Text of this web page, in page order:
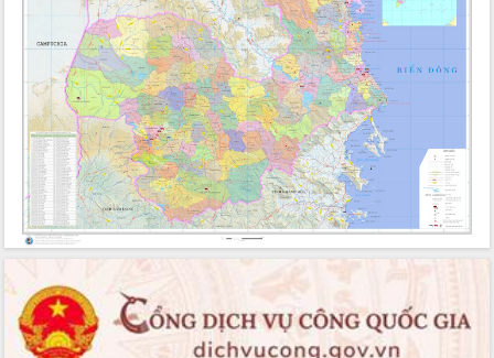
triển nuôi trồng thủy sản
Phó Chủ tịch UBND tỉnh Đắk Lắk Trương Công Thái
kiểm tra thực địa Dự án cao tốc Khánh Hòa - Buôn
Ma Thuột
Định vị cà phê Việt Nam như một “di sản sống”
trong dòng chảy toàn cầu
Xây dựng nông thôn mới: Nâng cao đời sống người
dân từ những mô hình thiết thực
Quyết liệt tháo gỡ vướng mắc, đẩy nhanh tiến độ
các dự án trọng điểm trong Khu kinh tế Nam Phú
Yên
Hòn Yến phát triển du lịch gắn với bảo tồn biển
Lấy ý kiến điều chỉnh Quy hoạch tỉnh Đắk Lắk thời
kỳ 2021-2030, tầm nhìn đến năm 2050